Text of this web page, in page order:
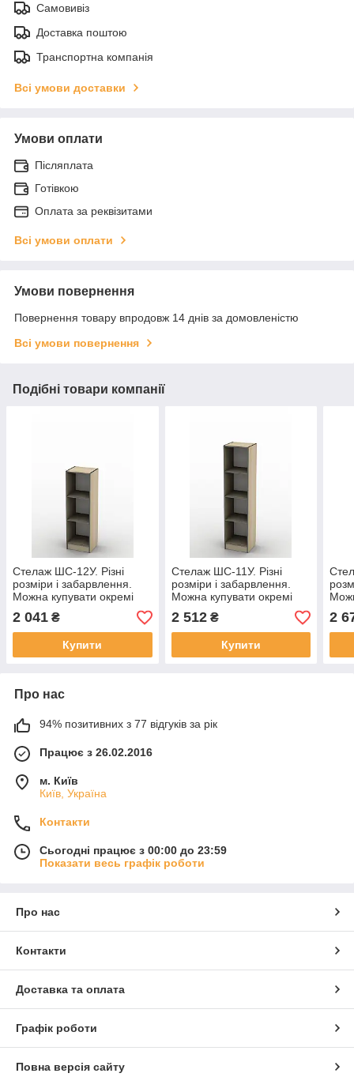
Самовивіз
Доставка поштою
Транспортна компанія
Всі умови доставки
Умови оплати
Післяплата
Готівкою
Оплата за реквізитами
Всі умови оплати
Умови повернення
Повернення товару впродовж 14 днів за домовленістю
Всі умови повернення
Подібні товари компанії
Стелаж ШС-12У. Різні
розміри і забарвлення.
Можна купувати окремі
комплектуючі.
2 041 ₴
Купити
Стелаж ШС-11У. Різні
розміри і забарвлення.
Можна купувати окремі
комплектуючі.
2 512₴
Купити
2
Про нас
94% позитивних з 77 відгуків за рік
Працює з 26.02.2016
м. Київ
Київ, Україна
Контакти
Сьогодні працює з 00:00 до 23:59
Показати весь графік роботи
Про нас
Контакти
Доставка та оплата
Графік роботи
Повна версія сайту